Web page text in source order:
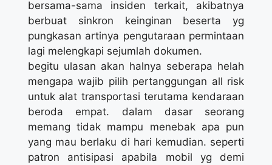
bersama-sama insiden terkait, akibatnya
berbuat sinkron keinginan beserta yg
pungkasan artinya pengutaraan permintaan
lagi melengkapi sejumlah dokumen.
begitu ulasan akan halnya seberapa helah
mengapa wajib pilih pertanggungan all risk
untuk alat transportasi terutama kendaraan
beroda empat. dalam dasar seorang
memang tidak mampu menebak apa pun
yang mau berlaku di hari kemudian. seperti
patron antisipasi apabila mobil yg demi